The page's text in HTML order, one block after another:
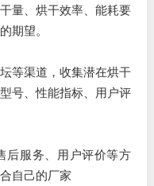
、烘干效率、能耗要
期望。
渠道，收集潜在烘干
号、性能指标、用户评
服务、用户评价等方
自己的厂家